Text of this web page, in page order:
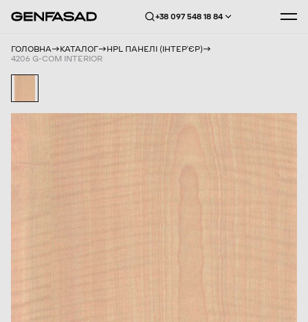
+38 097 548 18 84
ГОЛОВНА КАТАЛОГ
HPL ПАНЕЛІ (ІНТЕРʼЄР)
4206 G-COM INTERIOR